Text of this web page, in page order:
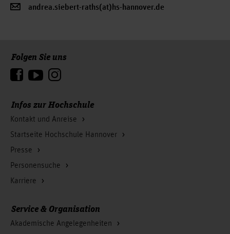
andrea.siebert-raths(at)hs-hannover.de
Infos zur Hochschule
Kontakt und Anreise
Startseite Hochschule Hannover
Presse
Personensuche
Karriere
Folgen Sie uns
Service & Organisation
Akademische Angelegenheiten